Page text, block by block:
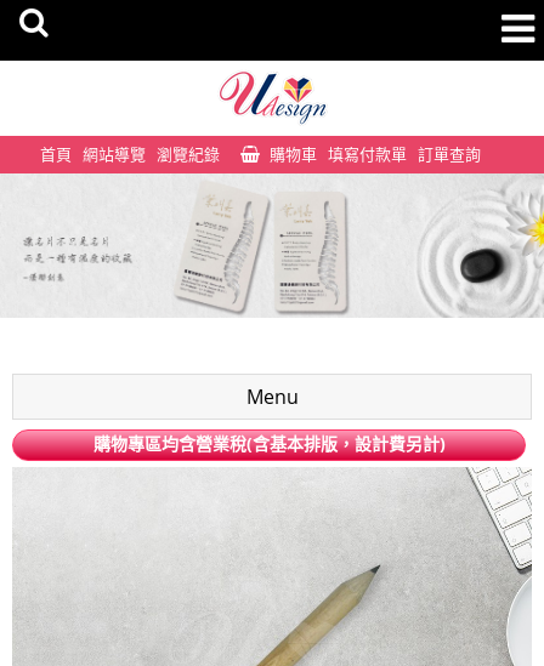
首頁 網站導覽 瀏覽紀錄 購物車 填寫付款單 訂單查詢
Menu
購物專區均含營業稅(含基本排版，設計費另計)